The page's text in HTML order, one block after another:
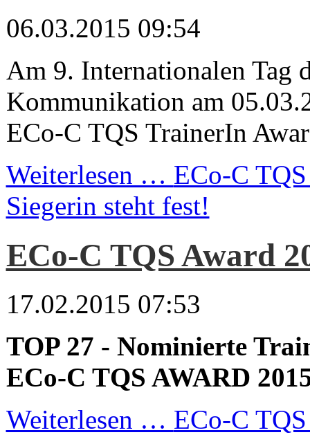
06.03.2015 09:54
Am 9. Internationalen Tag
Kommunikation am
ECo-C TQS TrainerIn
Weiterlesen … ECo-C
Siegerin steht fest!
ECo-C TQS Award
17.02.2015 07:53
TOP 27 - Nominierte
ECo-C TQS AWARD
Weiterlesen … ECo-C